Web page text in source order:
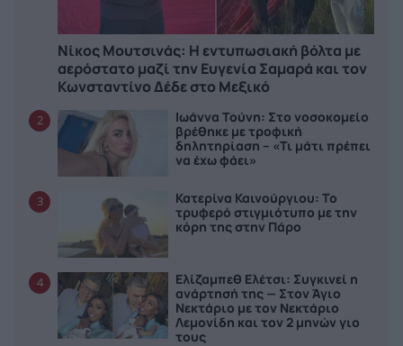
Νίκος Μουτσινάς: Η εντυπωσιακή βόλτα με
αερόστατο μαζί την Ευγενία Σαμαρά και τον
Κωνσταντίνο Δέδε στο Μεξικό
2
Ιωάννα Τούνη: Στο νοσοκομείο
βρέθηκε με τροφική
δηλητηρίαση – «Τι μάτι πρέπει
να έχω φάει»
3
Κατερίνα Καινούργιου: Το
τρυφερό στιγμιότυπο με την
κόρη της στην Πάρο
4
Ελίζαμπεθ Ελέτσι: Συγκινεί η
ανάρτησή της — Στον Άγιο
Νεκτάριο με τον Νεκτάριο
Λεμονίδη και τον 2 μηνών γιο
τους